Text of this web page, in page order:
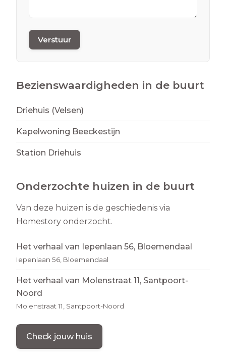
Verstuur
Bezienswaardigheden in de buurt
Driehuis (Velsen)
Kapelwoning Beeckestijn
Station Driehuis
Onderzochte huizen in de buurt
Van deze huizen is de geschiedenis via
Homestory onderzocht.
Het verhaal van Iepenlaan 56, Bloemendaal
Iepenlaan 56, Bloemendaal
Het verhaal van Molenstraat 11, Santpoort-
Noord
Molenstraat 11, Santpoort-Noord
Check jouw huis